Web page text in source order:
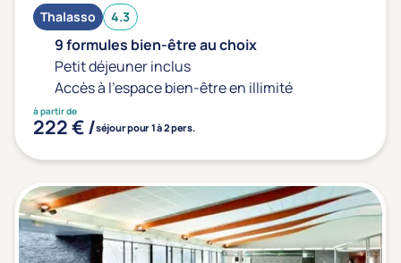
Thalasso 4.3
9 formules bien-être au choix
Petit déjeuner inclus
Accès à l'espace bien-être en illimité
à partir de
222 € /séjour pour 1 à 2 pers.